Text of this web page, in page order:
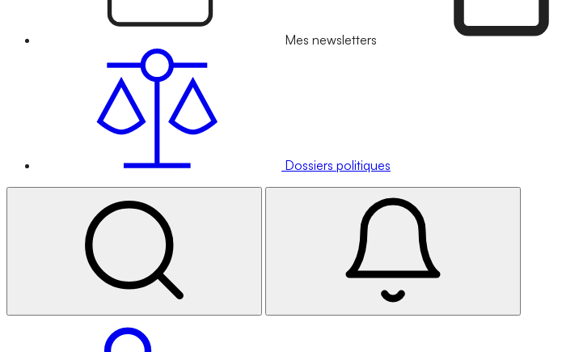
Mes newsletters
Dossiers politiques